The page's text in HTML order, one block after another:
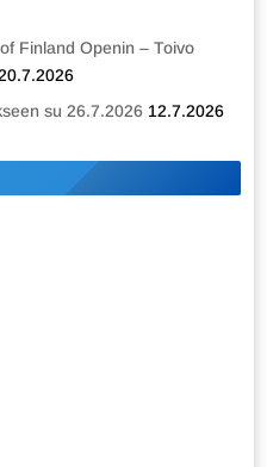
Finland Openin – Toivo
su 26.7.2026 12.7.2026